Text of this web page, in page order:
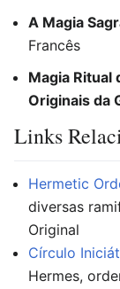
A Magia
Francês
Magia Ritual
Originais da
Links
Hermetic
diversas
Original
Círculo
Hermes,